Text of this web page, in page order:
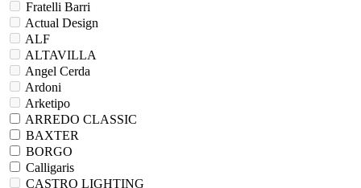
Camelgroup
Nextform
Fratelli Barri
Actual Design
ALF
ALTAVILLA
Angel Cerda
Ardoni
Arketipo
ARREDO CLASSIC
BAXTER
BORGO